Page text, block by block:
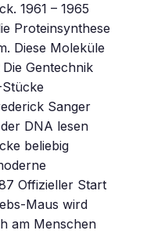
1961 – 1965
Proteinsynthese
Diese Moleküle
Gentechnik
Sanger
DNA lesen
beliebig
Offizieller Start
Maus wird
am Menschen